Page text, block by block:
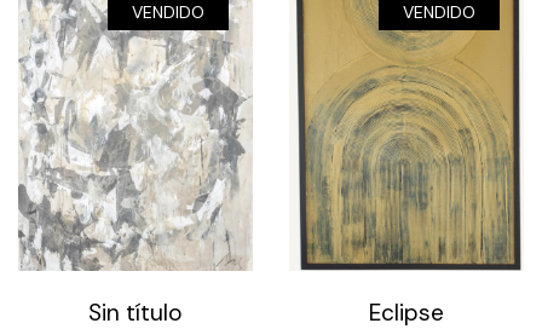
VENDIDO
Sin título
VENDIDO
Eclipse